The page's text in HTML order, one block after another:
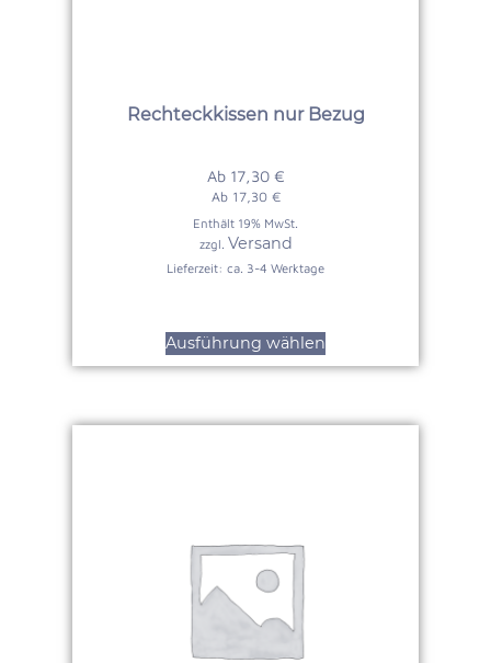
Rechteckkissen nur Bezug
Ab 17,30 €
Ab 17,30 €
Enthält 19% MwSt.
zzgl. Versand
Lieferzeit: ca. 3-4 Werktage
Ausführung wählen